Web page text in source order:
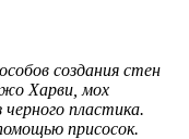
создания стен
Харви, мох
пластика.
присосок.